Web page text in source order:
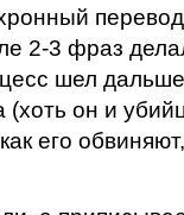
2-3 фраз
шел
(хоть он и
его